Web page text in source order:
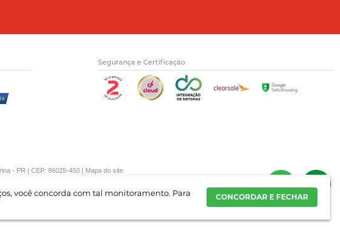
você concorda com tal monitoramento. Para
CONCORDAR E FECHAR
Segurança e Certificação
- PR | CEP: 86025-450 | Mapa do site